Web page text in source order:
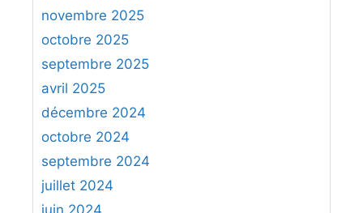
h
e
r
:
novembre 2025
octobre 2025
septembre 2025
avril 2025
décembre 2024
octobre 2024
septembre 2024
juillet 2024
juin 2024